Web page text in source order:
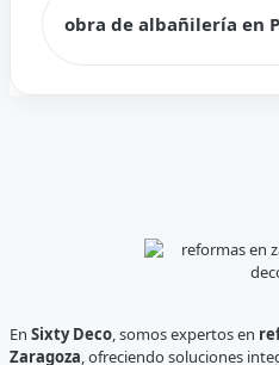
obra de albañilería en
En Sixty Deco, somos expertos en
Zaragoza, ofreciendo soluciones